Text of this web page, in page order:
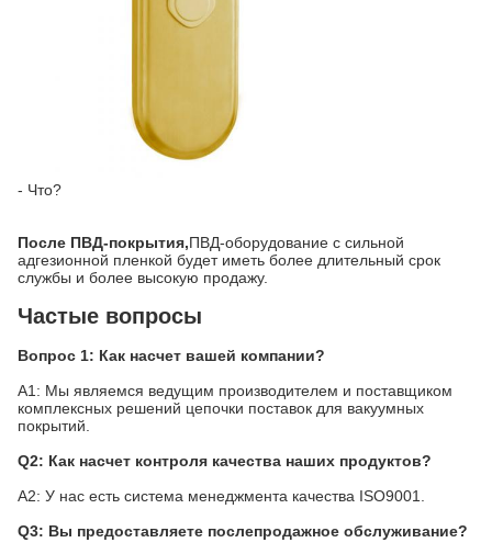
- Что?
После ПВД-покрытия,ПВД-оборудование с сильной
адгезионной пленкой будет иметь более длительный срок
службы и более высокую продажу.
Частые вопросы
Вопрос 1: Как насчет вашей компании?
A1: Мы являемся ведущим производителем и поставщиком
комплексных решений цепочки поставок для вакуумных
покрытий.
Q2: Как насчет контроля качества наших продуктов?
A2: У нас есть система менеджмента качества ISO9001.
Q3: Вы предоставляете послепродажное обслуживание?